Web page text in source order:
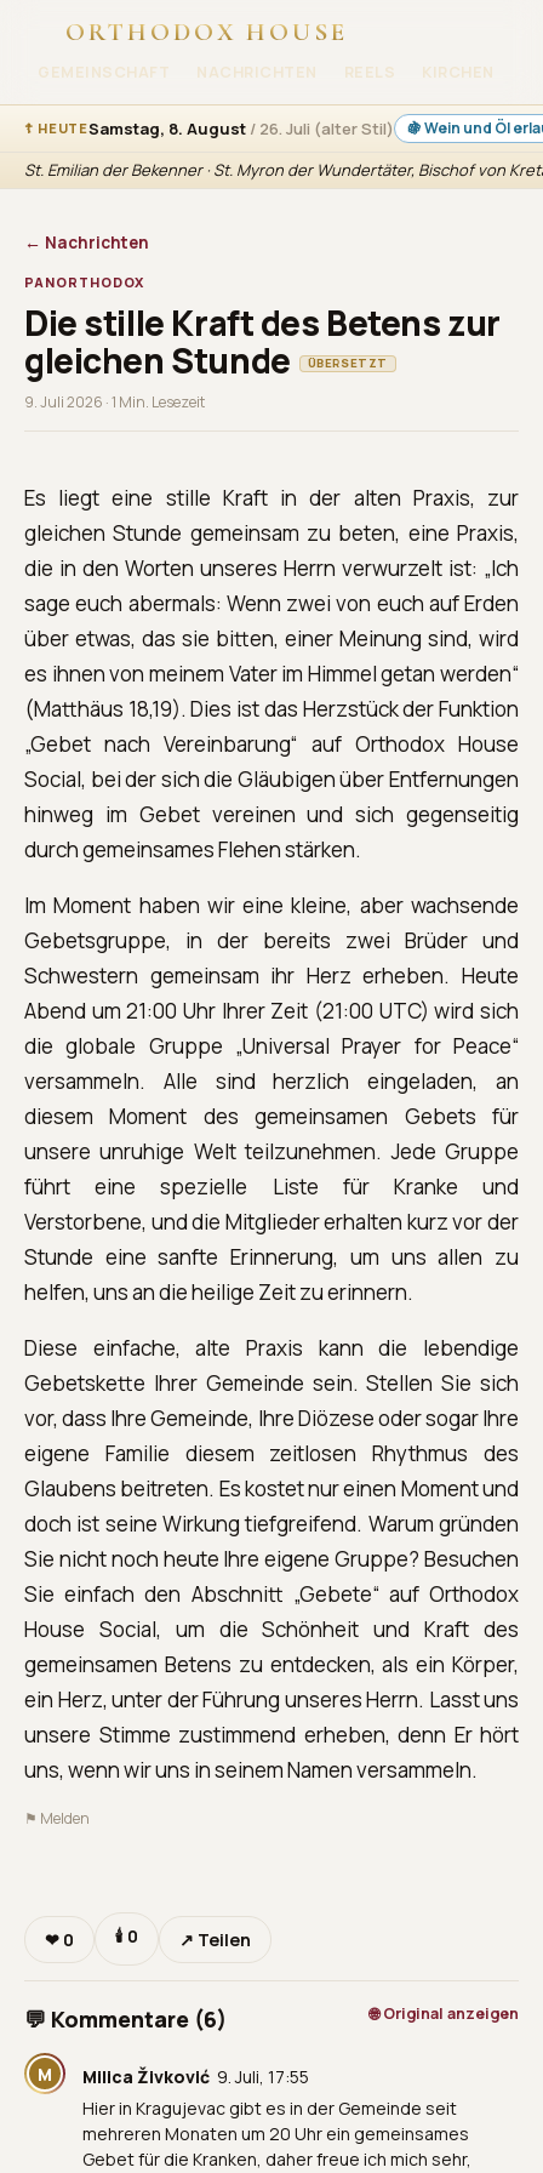
ORTHODOX HOUSE
GEMEINSCHAFT NACHRICHTEN REELS KIRCHEN
☦ HEUTESamstag, 8. August / 26. Juli (alter Stil) 🍇 Wein und Öl
St. Emilian der Bekenner · St. Myron der Wundertäter, Bischof von
← Nachrichten
PANORTHODOX
Die stille Kraft des Betens zur
gleichen Stunde
ÜBERSETZT
9. Juli 2026 · 1 Min. Lesezeit
Es liegt eine stille Kraft in der alten Praxis, zur
gleichen Stunde gemeinsam zu beten, eine Praxis,
die in den Worten unseres Herrn verwurzelt ist: „Ich
sage euch abermals: Wenn zwei von euch auf Erden
über etwas, das sie bitten, einer Meinung sind, wird
es ihnen von meinem Vater im Himmel getan werden“
(Matthäus 18,19). Dies ist das Herzstück der Funktion
„Gebet nach Vereinbarung“ auf Orthodox House
Social, bei der sich die Gläubigen über Entfernungen
hinweg im Gebet vereinen und sich gegenseitig
durch gemeinsames Flehen stärken.
Im Moment haben wir eine kleine, aber wachsende
Gebetsgruppe, in der bereits zwei Brüder und
Schwestern gemeinsam ihr Herz erheben. Heute
Abend um 21:00 Uhr Ihrer Zeit (21:00 UTC) wird sich
die globale Gruppe „Universal Prayer for Peace“
versammeln. Alle sind herzlich eingeladen, an
diesem Moment des gemeinsamen Gebets für
unsere unruhige Welt teilzunehmen. Jede Gruppe
führt eine spezielle Liste für Kranke und
Verstorbene, und die Mitglieder erhalten kurz vor der
Stunde eine sanfte Erinnerung, um uns allen zu
helfen, uns an die heilige Zeit zu erinnern.
Diese einfache, alte Praxis kann die lebendige
Gebetskette Ihrer Gemeinde sein. Stellen Sie sich
vor, dass Ihre Gemeinde, Ihre Diözese oder sogar Ihre
eigene Familie diesem zeitlosen Rhythmus des
Glaubens beitreten. Es kostet nur einen Moment und
doch ist seine Wirkung tiefgreifend. Warum gründen
Sie nicht noch heute Ihre eigene Gruppe? Besuchen
Sie einfach den Abschnitt „Gebete“ auf Orthodox
House Social, um die Schönheit und Kraft des
gemeinsamen Betens zu entdecken, als ein Körper,
ein Herz, unter der Führung unseres Herrn. Lasst uns
unsere Stimme zustimmend erheben, denn Er hört
uns, wenn wir uns in seinem Namen versammeln.
⚑ Melden
❤ 0 🕯 0 ↗ Teilen
💬 Kommentare (6) 🌐 Original anzeigen
M Milica Živković 9. Juli, 17:55
Hier in Kragujevac gibt es in der Gemeinde seit
mehreren Monaten um 20 Uhr ein gemeinsames
Gebet für die Kranken, daher freue ich mich sehr,